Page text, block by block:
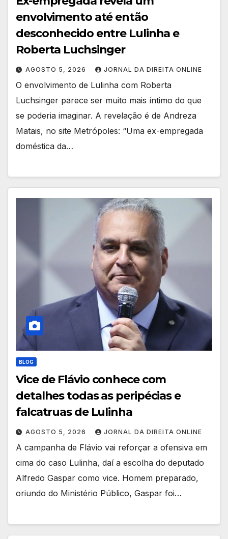
envolvimento até então
desconhecido entre Lulinha e
Roberta Luchsinger
AGOSTO 5, 2026 JORNAL DA DIREITA ONLINE
O envolvimento de Lulinha com Roberta
Luchsinger parece ser muito mais íntimo do que
se poderia imaginar. A revelação é de Andreza
Matais, no site Metrópoles: “Uma ex-empregada
doméstica da…
BLOG
Vice de Flávio conhece com
detalhes todas as peripécias e
falcatruas de Lulinha
AGOSTO 5, 2026 JORNAL DA DIREITA ONLINE
A campanha de Flávio vai reforçar a ofensiva em
cima do caso Lulinha, daí a escolha do deputado
Alfredo Gaspar como vice. Homem preparado,
oriundo do Ministério Público, Gaspar foi…